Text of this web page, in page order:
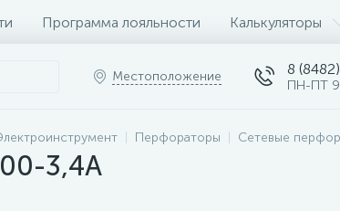
Программа лояльности Калькуляторы
Местоположение 8 (8482)
ПН-ПТ
Перфораторы Сетевые
3,4А